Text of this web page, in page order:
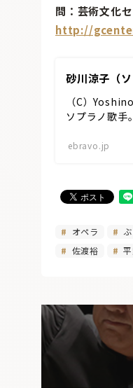
問：芸術文化
http://
砂川涼子（
（C）
ソプラノ歌
ebravo.jp
オペラ
佐渡裕